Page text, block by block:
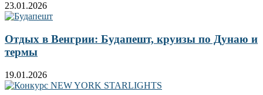
23.01.2026
Отдых в Венгрии: Будапешт, круизы по Дунаю и
термы
19.01.2026